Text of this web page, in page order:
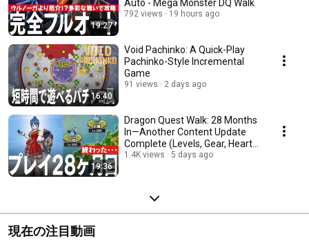
19:27
Auto - Mega Monster DQ Walk
792 views 19 hours ago
16:40
Void Pachinko: A Quick-Play
Pachinko-Style Incremental
Game
91 views 2 days ago
19:36
Dragon Quest Walk: 28 Months
In—Another Content Update
Complete (Levels, Gear, Hearts,
Story Prog...
1.4K views 5 days ago
現在の注目動画